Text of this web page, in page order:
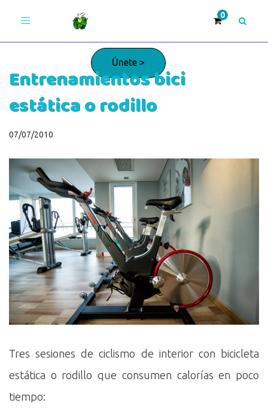
Toggle
Únete >
¡Adelante!
Entrenamientos bici
estática o rodillo
07/07/2010
Tres sesiones de ciclismo de interior con bicicleta
estática o rodillo que consumen calorías en poco
tiempo: